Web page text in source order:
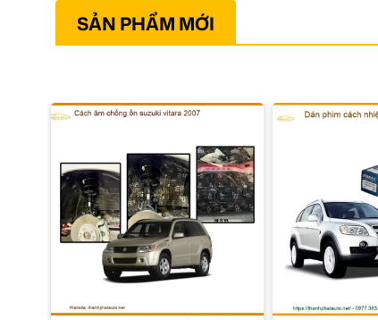
SẢN PHẨM MỚI